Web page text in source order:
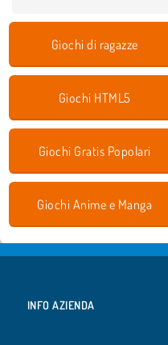
Giochi di ragazze
Giochi HTML5
Giochi Gratis Popolari
Giochi Anime e Manga
INFO AZIENDA